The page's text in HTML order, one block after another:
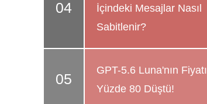
İçindeki Mesajlar Nasıl
Sabitlenir?
GPT-5.6 Luna'nın Fiyatı
Yüzde 80 Düştü!